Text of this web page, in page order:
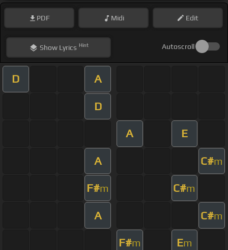
PDF Midi Edit
ShowLyrics Hint Autoscroll
D A
D
A E
A C#m
F#m C#m
A C#m
F#m Em